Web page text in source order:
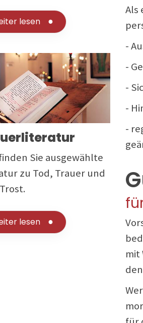
Als
-
-
-
-
-
mit
lesen
Sie ausgewählte
zu Tod, Trauer und
lesen